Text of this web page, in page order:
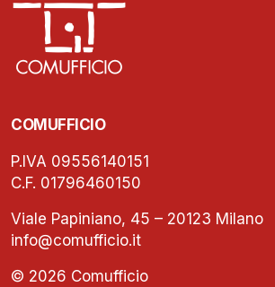
COMUFFICIO
P.IVA 09556140151
C.F. 01796460150
Viale Papiniano, 45 – 20123 Milano
info@comufficio.it
© 2026 Comufficio